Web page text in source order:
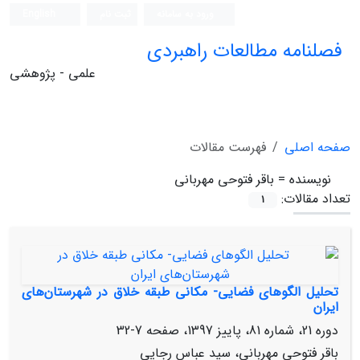
فصلنامه مطالعات راهبردی
علمی - پژوهشی
صفحه اصلی
فهرست مقالات
نویسنده = باقر فتوحی مهربانی
تعداد مقالات:
1
تحلیل الگوهای فضایی- مکانی طبقه خلاق در شهرستان‌های
ایران
دوره 21، شماره 81، پاییز 1397، صفحه
7-32
باقر فتوحی مهربانی، سید عباس رجایی